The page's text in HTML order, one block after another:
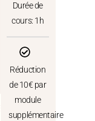
Durée de
cours: 1h
Réduction
de 10€ par
module
supplémentaire